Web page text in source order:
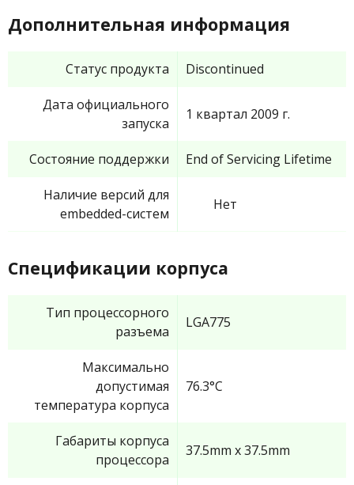
Дополнительная информация
Статус продукта Discontinued
Дата официального
запуска
1 квартал 2009 г.
Состояние поддержки End of Servicing Lifetime
Наличие версий для
embedded-систем
Нет
Спецификации корпуса
Тип процессорного
разъема
LGA775
Максимально
допустимая
температура корпуса
76.3°C
Габариты корпуса
процессора
37.5mm x 37.5mm